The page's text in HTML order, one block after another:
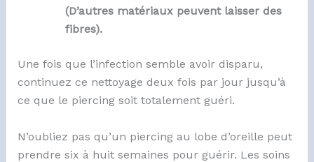
(D’autres matériaux peuvent laisser des
fibres).
Une fois que l’infection semble avoir disparu,
continuez ce nettoyage deux fois par jour jusqu’à
ce que le piercing soit totalement guéri.
N’oubliez pas qu’un piercing au lobe d’oreille peut
prendre six à huit semaines pour guérir. Les soins